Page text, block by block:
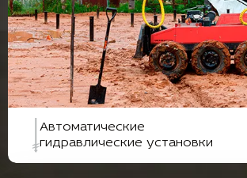
Автоматические
гидравлические установки